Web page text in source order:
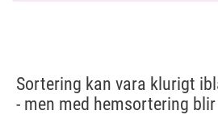
Sortering kan vara klurigt
- men med hemsortering